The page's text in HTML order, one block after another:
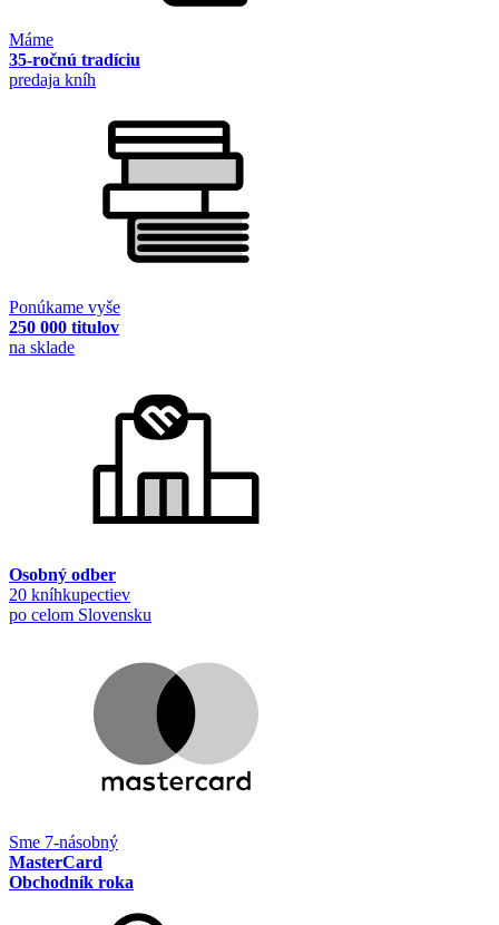
Máme
35-ročnú tradíciu
predaja kníh
Ponúkame vyše
250 000 titulov
na sklade
Osobný odber
20 kníhkupectiev
po celom Slovensku
Sme 7-násobný
MasterCard
Obchodník roka